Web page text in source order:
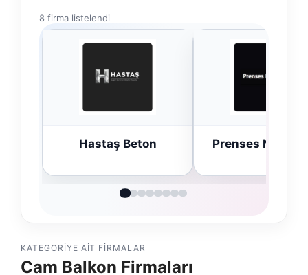
8 firma listelendi
Hastaş Beton Prenses Night
KATEGORIYE AIT FIRMALAR
Cam Balkon Firmaları